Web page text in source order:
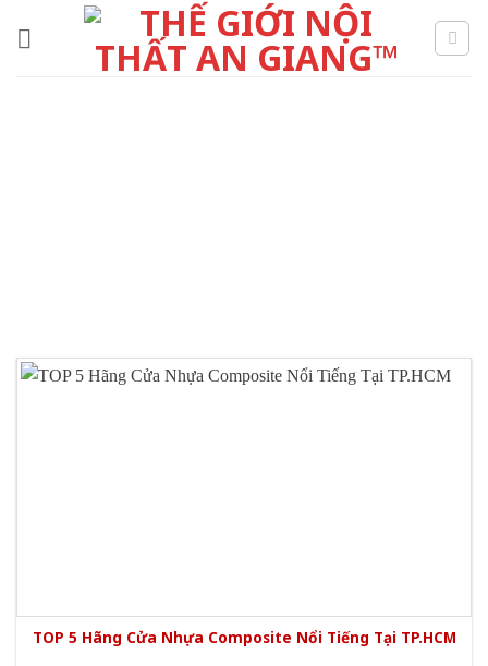
TOP 5 Hãng Cửa Nhựa Composite Nổi Tiếng Tại TP.HCM